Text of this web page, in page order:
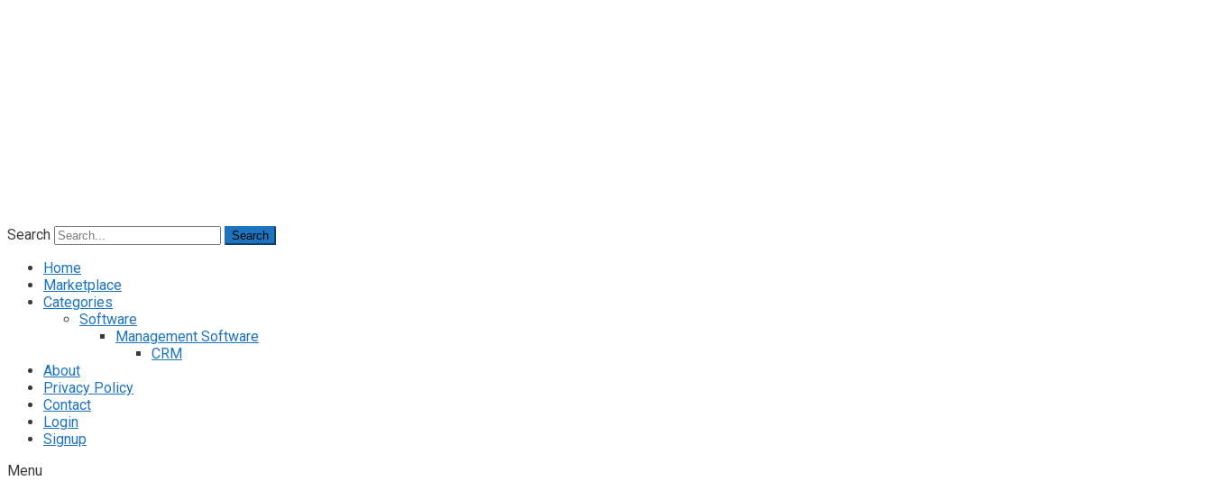
Search Search
Home
Marketplace
Categories
Software
Management Software
CRM
About
Privacy Policy
Contact
Login
Signup
Menu